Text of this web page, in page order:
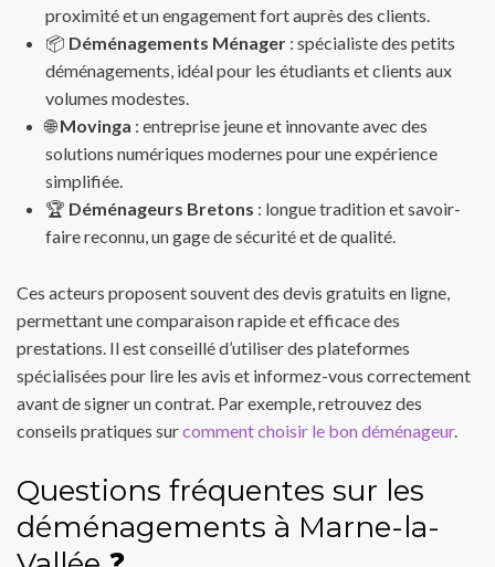
proximité et un engagement fort auprès des clients.
📦 Déménagements Ménager : spécialiste des petits
déménagements, idéal pour les étudiants et clients aux
volumes modestes.
🌐Movinga : entreprise jeune et innovante avec des
solutions numériques modernes pour une expérience
simplifiée.
🏆 Déménageurs Bretons : longue tradition et savoir-
faire reconnu, un gage de sécurité et de qualité.
Ces acteurs proposent souvent des devis gratuits en ligne,
permettant une comparaison rapide et efficace des
prestations. Il est conseillé d’utiliser des plateformes
spécialisées pour lire les avis et informez-vous correctement
avant de signer un contrat. Par exemple, retrouvez des
conseils pratiques surcomment choisir le bon déménageur.
Questions fréquentes sur les
déménagements à Marne-la-